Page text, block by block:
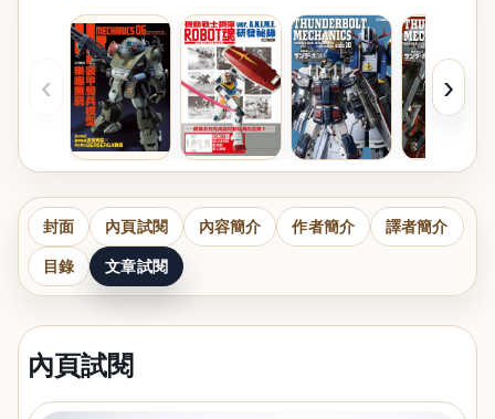
‹ ›
封面 內頁試閱 內容簡介 作者簡介 譯者簡介
目錄 文章試閱
內頁試閱